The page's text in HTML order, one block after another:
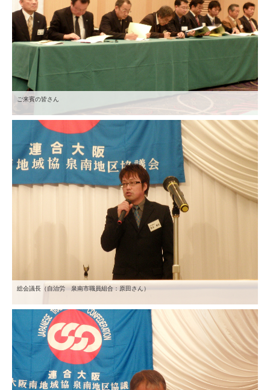
ご来賓の皆さん
総会議長（自治労 泉南市職員組合：原田さん）